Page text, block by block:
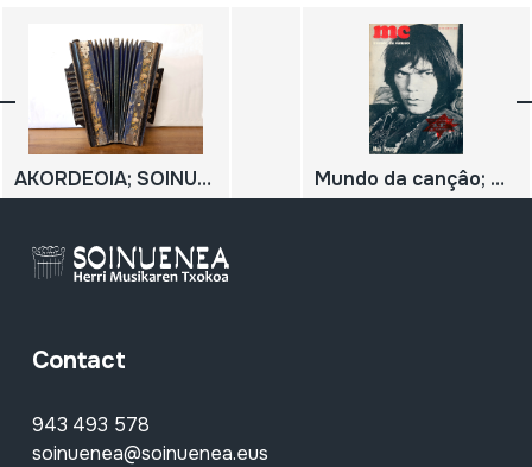
AKORDEOIA; SOINUA; AKORDEOI DIATONIKOA Mundo da cançâo; Neil Young;
Contact
943 493 578
soinuenea@soinuenea.eus